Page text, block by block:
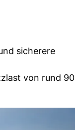
sicherere
von rund 90